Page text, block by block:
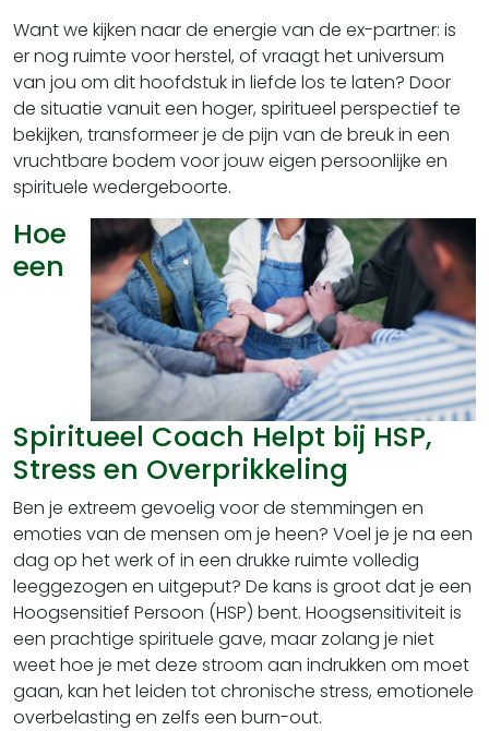
Want we kijken naar de energie van de ex-partner: is
er nog ruimte voor herstel, of vraagt het universum
van jou om dit hoofdstuk in liefde los te laten? Door
de situatie vanuit een hoger, spiritueel perspectief te
bekijken, transformeer je de pijn van de breuk in een
vruchtbare bodem voor jouw eigen persoonlijke en
spirituele wedergeboorte.
Hoe
een
Spiritueel Coach Helpt bij HSP,
Stress en Overprikkeling
Ben je extreem gevoelig voor de stemmingen en
emoties van de mensen om je heen? Voel je je na een
dag op het werk of in een drukke ruimte volledig
leeggezogen en uitgeput? De kans is groot dat je een
Hoogsensitief Persoon (HSP) bent. Hoogsensitiviteit is
een prachtige spirituele gave, maar zolang je niet
weet hoe je met deze stroom aan indrukken om moet
gaan, kan het leiden tot chronische stress, emotionele
overbelasting en zelfs een burn-out.